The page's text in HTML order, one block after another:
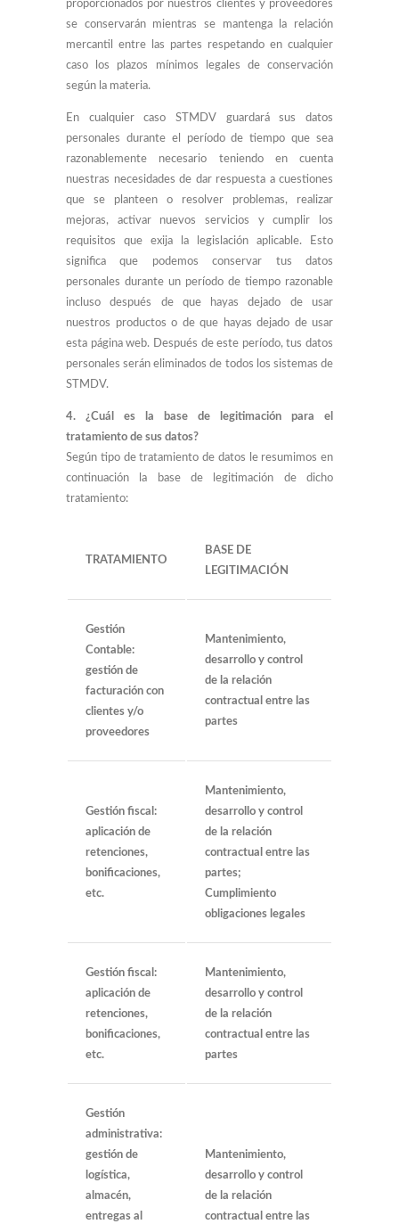
proporcionados por nuestros clientes y proveedores
se conservarán mientras se mantenga la relación
mercantil entre las partes respetando en cualquier
caso los plazos mínimos legales de conservación
según la materia.
En cualquier caso STMDV guardará sus datos
personales durante el período de tiempo que sea
razonablemente necesario teniendo en cuenta
nuestras necesidades de dar respuesta a cuestiones
que se planteen o resolver problemas, realizar
mejoras, activar nuevos servicios y cumplir los
requisitos que exija la legislación aplicable. Esto
significa que podemos conservar tus datos
personales durante un período de tiempo razonable
incluso después de que hayas dejado de usar
nuestros productos o de que hayas dejado de usar
esta página web. Después de este período, tus datos
personales serán eliminados de todos los sistemas de
STMDV.
4. ¿Cuál es la base de legitimación para el
tratamiento de sus datos?
Según tipo de tratamiento de datos le resumimos en
continuación la base de legitimación de dicho
tratamiento:
TRATAMIENTO
BASE DE
LEGITIMACIÓN
Gestión
Contable:
gestión de
facturación con
clientes y/o
proveedores
Mantenimiento,
desarrollo y control
de la relación
contractual entre las
partes
Gestión fiscal:
aplicación de
retenciones,
bonificaciones,
etc.
Mantenimiento,
desarrollo y control
de la relación
contractual entre las
partes;
Cumplimiento
obligaciones legales
Gestión fiscal:
aplicación de
retenciones,
bonificaciones,
etc.
Mantenimiento,
desarrollo y control
de la relación
contractual entre las
partes
Gestión
administrativa:
gestión de
logística,
almacén,
entregas al
Mantenimiento,
desarrollo y control
de la relación
contractual entre las